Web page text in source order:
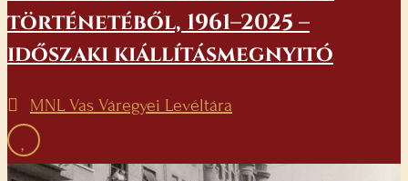
történetéből, 1961–2025 –
időszaki kiállításmegnyitó
MNL Vas Váregyei Levéltára